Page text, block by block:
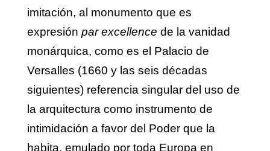
imitación, al monumento que es
expresión par excellence de la vanidad
monárquica, como es el Palacio de
Versalles (1660 y las seis décadas
siguientes) referencia singular del uso de
la arquitectura como instrumento de
intimidación a favor del Poder que la
habita, emulado por toda Europa en